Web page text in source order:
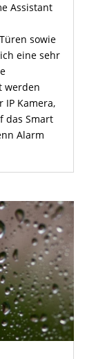
Assistant
sowie
eine sehr
werden
IP Kamera,
das Smart
Alarm